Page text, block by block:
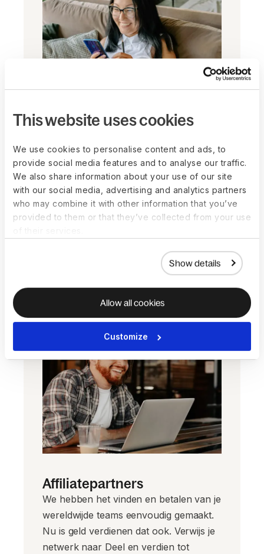
This website uses cookies
We use cookies to personalise content and ads, to
provide social media features and to analyse our traffic.
We also share information about your use of our site
with our social media, advertising and analytics partners
who may combine it with other information that you’ve
provided to them or that they’ve collected from your use
Show details
Allow all cookies
Customize
Brokers
Breid je adviesdiensten wereldwijd uit om
klantrelaties te versterken en omzet te
laten groeien zonder de dagelijkse
operatie te beheren. Help klanten talent
aan te nemen en compliant wereldwijde
salarisadministratie uit te voeren met
geïntegreerde HR-ondersteuning.
Affiliatepartners
We hebben het vinden en betalen van je
wereldwijde teams eenvoudig gemaakt.
Nu is geld verdienen dat ook. Verwijs je
netwerk naar Deel en verdien tot